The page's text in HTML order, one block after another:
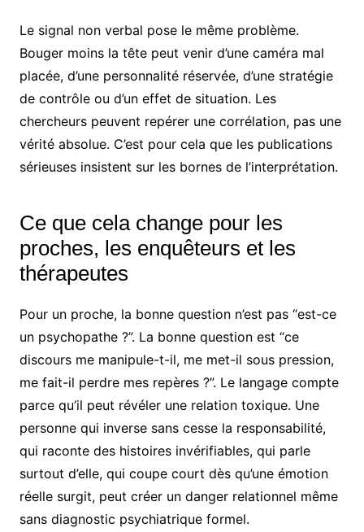
Le signal non verbal pose le même problème.
Bouger moins la tête peut venir d’une caméra mal
placée, d’une personnalité réservée, d’une stratégie
de contrôle ou d’un effet de situation. Les
chercheurs peuvent repérer une corrélation, pas une
vérité absolue. C’est pour cela que les publications
sérieuses insistent sur les bornes de l’interprétation.
Ce que cela change pour les
proches, les enquêteurs et les
thérapeutes
Pour un proche, la bonne question n’est pas “est-ce
un psychopathe ?”. La bonne question est “ce
discours me manipule-t-il, me met-il sous pression,
me fait-il perdre mes repères ?”. Le langage compte
parce qu’il peut révéler une relation toxique. Une
personne qui inverse sans cesse la responsabilité,
qui raconte des histoires invérifiables, qui parle
surtout d’elle, qui coupe court dès qu’une émotion
réelle surgit, peut créer un danger relationnel même
sans diagnostic psychiatrique formel.